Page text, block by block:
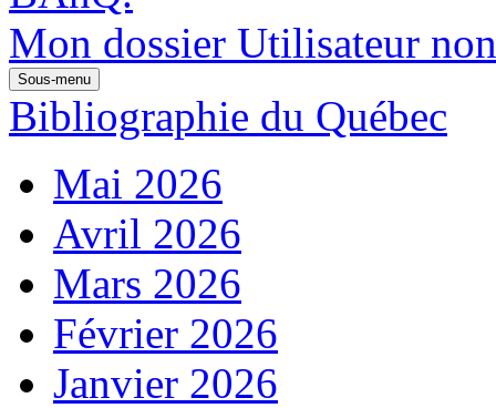
Mon dossier Utilisateur
Sous-menu
Bibliographie du Québec
Mai 2026
Avril 2026
Mars 2026
Février 2026
Janvier 2026